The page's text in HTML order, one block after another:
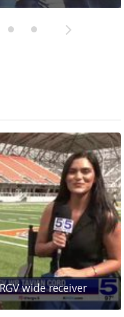
wide receiver
Bearkats
Tarpons
SLC preseason poll
Rosa Warriors